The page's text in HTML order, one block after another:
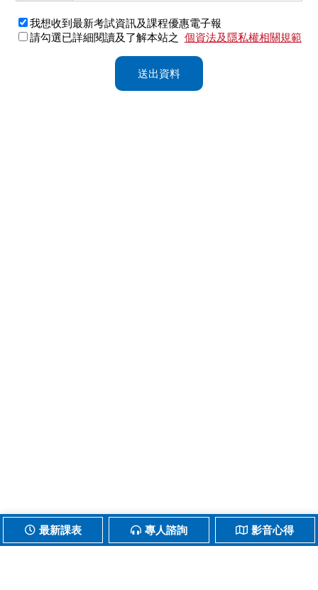
最新課表 專人諮詢 影音心得
我想收到最新考試資訊及課程優惠電子報
請勾選已詳細閱讀及了解本站之 個資法及隱私權相關規範
送出資料